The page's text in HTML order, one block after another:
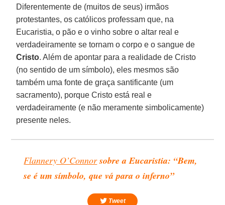
Diferentemente de (muitos de seus) irmãos
protestantes, os católicos professam que, na
Eucaristia, o pão e o vinho sobre o altar real e
verdadeiramente se tornam o corpo e o sangue de
Cristo. Além de apontar para a realidade de Cristo
(no sentido de um símbolo), eles mesmos são
também uma fonte de graça santificante (um
sacramento), porque Cristo está real e
verdadeiramente (e não meramente simbolicamente)
presente neles.
Flannery O’Connorsobre aEucaristia: “Bem,
se é um símbolo, que vá para o inferno”
Tweet